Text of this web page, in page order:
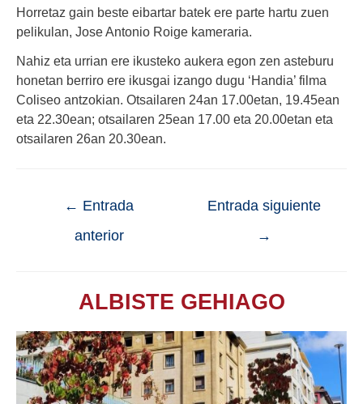
Horretaz gain beste eibartar batek ere parte hartu zuen
pelikulan, Jose Antonio Roige kameraria.
Nahiz eta urrian ere ikusteko aukera egon zen asteburu
honetan berriro ere ikusgai izango dugu ‘Handia’ filma
Coliseo antzokian. Otsailaren 24an 17.00etan, 19.45ean
eta 22.30ean; otsailaren 25ean 17.00 eta 20.00etan eta
otsailaren 26an 20.30ean.
← Entrada
anterior
Entrada siguiente
→
ALBISTE GEHIAGO